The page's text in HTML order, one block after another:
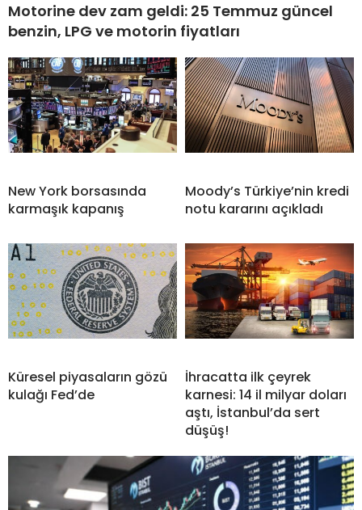
Motorine dev zam geldi: 25 Temmuz güncel
benzin, LPG ve motorin fiyatları
New York borsasında
karmaşık kapanış
Moody’s Türkiye’nin kredi
notu kararını açıkladı
Küresel piyasaların gözü
kulağı Fed’de
İhracatta ilk çeyrek
karnesi: 14 il milyar doları
aştı, İstanbul’da sert
düşüş!